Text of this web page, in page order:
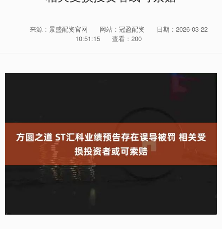
来源：景盛配资官网 网站：冠盈配资
日期：2026-03-22
10:51:15
查看：200